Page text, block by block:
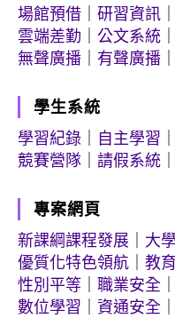
場館預借
研習資訊
雲端差勤
公文系統
無聲廣播
有聲廣播
學生系統
學習紀錄
自主學習
競賽營隊
請假系統
專案網頁
新課綱課程發展
大
優質化特色領航
教
性別平等
職業安全
數位學習
資通安全